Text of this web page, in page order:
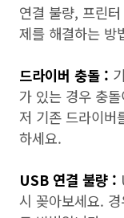
연결 불량, 프린
제를 해결하는 방
드라이버 충돌 :
가 있는 경우 충
저 기존 드라이버
하세요.
USB 연결 불량 :
시 꽂아보세요.